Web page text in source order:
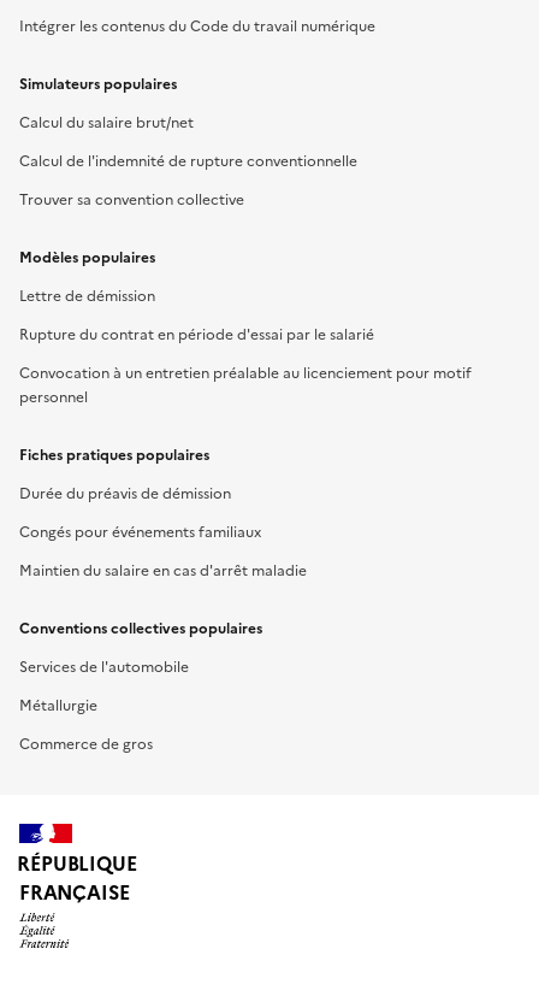
Intégrer les contenus du Code du travail numérique
Simulateurs populaires
Calcul du salaire brut/net
Calcul de l'indemnité de rupture conventionnelle
Trouver sa convention collective
Modèles populaires
Lettre de démission
Rupture du contrat en période d'essai par le salarié
Convocation à un entretien préalable au licenciement pour motif
personnel
Fiches pratiques populaires
Durée du préavis de démission
Congés pour événements familiaux
Maintien du salaire en cas d'arrêt maladie
Conventions collectives populaires
Services de l'automobile
Métallurgie
Commerce de gros
RÉPUBLIQUE
FRANÇAISE